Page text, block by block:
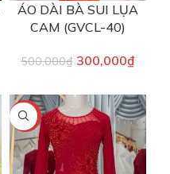
ÁO DÀI BÀ SUI LỤA
CAM (GVCL-40)
500,000₫ 300,000₫
-40%